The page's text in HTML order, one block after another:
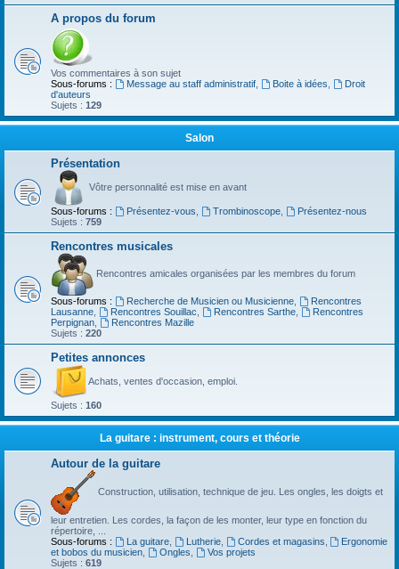
A propos du forum
Vos commentaires à son sujet
Sous-forums :
Message au staff administratif, Boite à idées
Droit
d'auteurs
Sujets : 129
Salon
Présentation
Vôtre personnalité est mise en avant
Sous-forums : Présentez-vous Trombinoscope,
Présentez-nous
Sujets : 759
Rencontres musicales
Rencontres amicales organisées par les membres du forum
Sous-forums : Recherche de Musicien ou Musicienne,
Rencontres
Lausanne
Rencontres Souillac Rencontres Sarthe,
Rencontres
Perpignan
Rencontres Mazille
Sujets : 220
Petites annonces
Achats, ventes d'occasion, emploi.
Sujets : 160
La guitare : instrument, cours et théorie
Autour de la guitare
Construction, utilisation, technique de jeu. Les ongles, les doigts et
leur entretien. Les cordes, la façon de les monter, leur type en fonction du
répertoire, ...
Sous-forums :
La guitare, Lutherie, Cordes et magasins
Ergonomie
et bobos du musicien
Ongles
Vos projets
Sujets : 619